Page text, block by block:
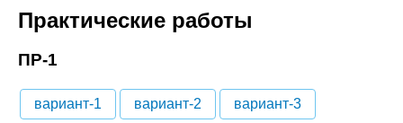
Практические работы
ПР-1
вариант-1 вариант-2 вариант-3